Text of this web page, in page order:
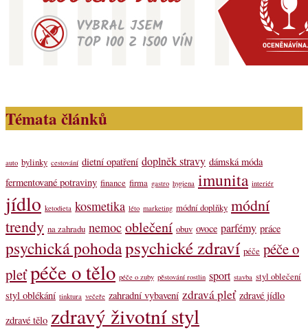
Témata článků
auto bylinky cestování dietní opatření doplněk stravy dámská móda
fermentované potraviny finance firma gastro hygiena imunita interiér
jídlo ketodieta kosmetika léto marketing módní doplňky módní
trendy na zahradu nemoc oblečení obuv ovoce parfémy práce
psychická pohodapsychické zdraví péče péče o
pleťpéče o tělo péče o zuby pěstování rostlin sport stavba styl oblečení
styl oblékání tinktura večeře zahradní vybavení zdravá pleť zdravé jídlo
zdravé tělo zdravý životní styl